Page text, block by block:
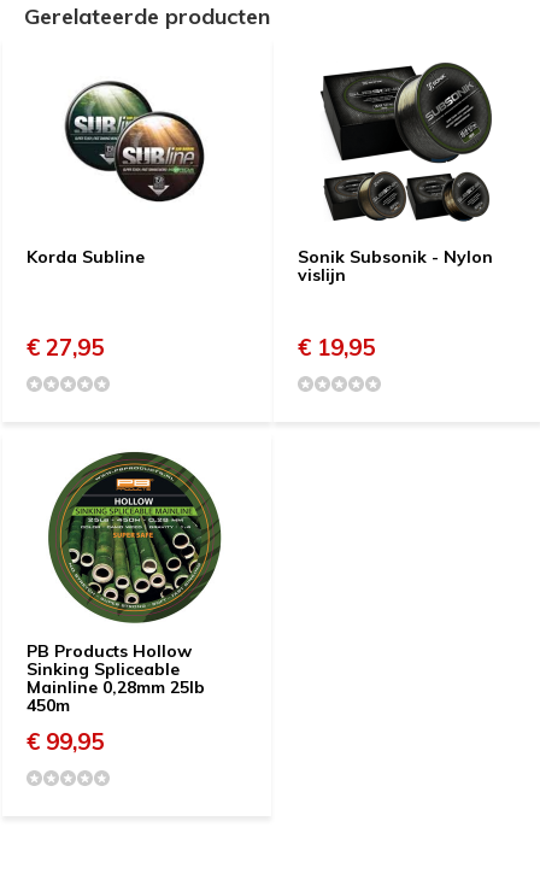
Gerelateerde producten
Korda Subline
€ 27,95
Sonik Subsonik - Nylon
vislijn
€ 19,95
PB Products Hollow
Sinking Spliceable
Mainline 0,28mm 25lb
450m
€ 99,95